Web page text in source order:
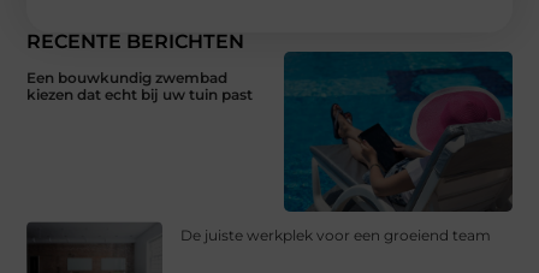
RECENTE BERICHTEN
Een bouwkundig zwembad
kiezen dat echt bij uw tuin past
De juiste werkplek voor een groeiend team